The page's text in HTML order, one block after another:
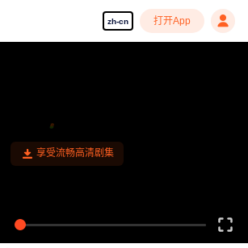
zh-cn 打开App
享受流畅高清剧集